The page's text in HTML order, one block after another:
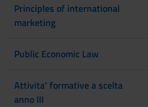
Principles of international
marketing
Public Economic Law
Attivita' formative a scelta
anno III